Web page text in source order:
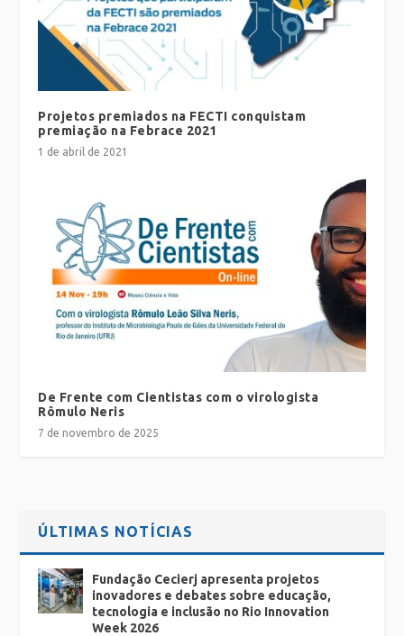
Projetos premiados na FECTI conquistam
premiação na Febrace 2021
1 de abril de 2021
De Frente com Cientistas com o virologista
Rômulo Neris
7 de novembro de 2025
ÚLTIMAS NOTÍCIAS
Fundação Cecierj apresenta projetos
inovadores e debates sobre educação,
tecnologia e inclusão no Rio Innovation
Week 2026